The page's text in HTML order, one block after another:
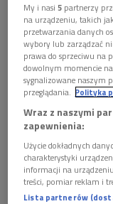
29 marca o godz.
Kraków im.
"Spółdzielnia
Spółdzielnia
najważniejszych
wykonawstwie
My i nasi5 partnerzy
na urządzeniu, takich
przetwarzania danych
wybory lub zarządzać
prawa do sprzeciwu na
dowolnym momencie
sygnalizowane naszym
przeglądania. Polityka
Wraz z naszymi
zapewnienia:
Użycie dokładnych
charakterystyki
informacji na
treści, pomiar reklam i
Lista partnerów